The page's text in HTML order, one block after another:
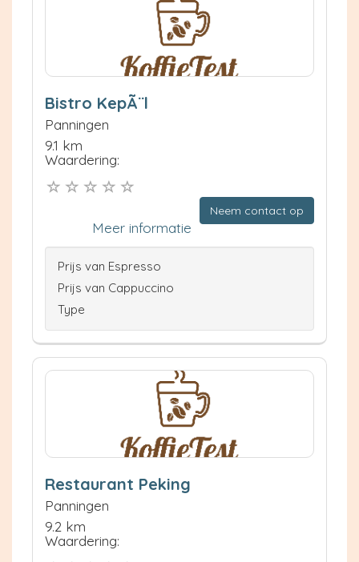
Bistro KepÃ¨l
Panningen
9.1 km
Waardering:
Neem contact op
Meer informatie
Prijs van Espresso
Prijs van Cappuccino
Type
Restaurant Peking
Panningen
9.2 km
Waardering: